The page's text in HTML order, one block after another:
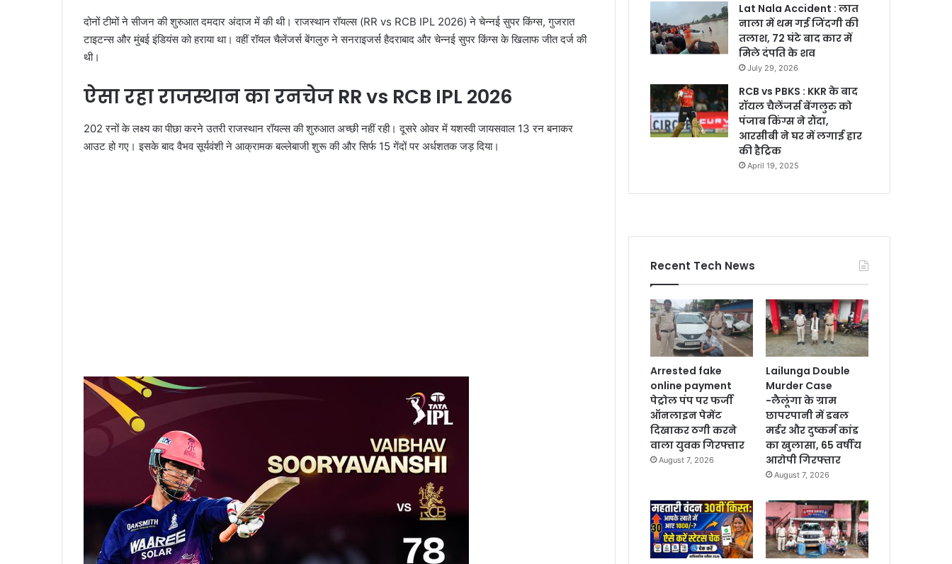
दोनों टीमों ने सीजन की शुरुआत दमदार अंदाज में की थी। राजस्थान रॉयल्स (RR vs RCB IPL 2026) ने चेन्नई सुपर किंग्स, गुजरात
टाइटन्स और मुंबई इंडियंस को हराया था। वहीं रॉयल चैलेंजर्स बेंगलुरु ने सनराइजर्स हैदराबाद और चेन्नई सुपर किंग्स के खिलाफ जीत दर्ज की
थी।
ऐसा रहा राजस्थान का रनचेज RR vs RCB IPL 2026
202 रनों के लक्ष्य का पीछा करने उतरी राजस्थान रॉयल्स की शुरुआत अच्छी नहीं रही। दूसरे ओवर में यशस्वी जायसवाल 13 रन बनाकर
आउट हो गए। इसके बाद वैभव सूर्यवंशी ने आक्रामक बल्लेबाजी शुरू की और सिर्फ 15 गेंदों पर अर्धशतक जड़ दिया।
Lat Nala Accident : लात
नाला में थम गई जिंदगी की
तलाश, 72 घंटे बाद कार में
मिले दंपति के शव
July 29, 2026
RCB vs PBKS : KKR के बाद
रॉयल चैलेंजर्स बेंगलुरु को
पंजाब किंग्स ने रौंदा,
आरसीबी ने घर में लगाई हार
की हैट्रिक
April 19, 2025
Recent Tech News
Arrested fake
online payment
पेट्रोल पंप पर फर्जी
ऑनलाइन पेमेंट
दिखाकर ठगी करने
वाला युवक गिरफ्तार
August 7, 2026
Lailunga Double
Murder Case
-लैलूंगा के ग्राम
छापरपानी में डबल
मर्डर और दुष्कर्म कांड
का खुलासा, 65 वर्षीय
आरोपी गिरफ्तार
August 7, 2026